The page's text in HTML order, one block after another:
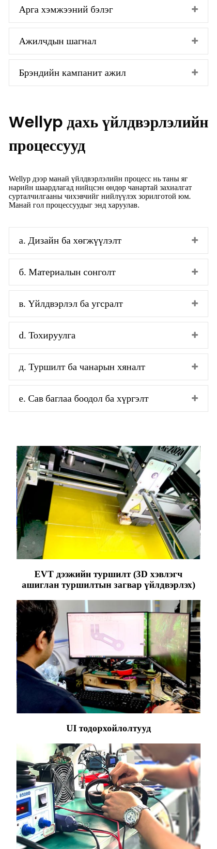
Арга хэмжээний бэлэг
Ажилчдын шагнал
Брэндийн кампанит ажил
Wellyp дахь үйлдвэрлэлийн
процессууд
Wellyp дээр манай үйлдвэрлэлийн процесс нь таны яг
нарийн шаардлагад нийцсэн өндөр чанартай захиалгат
сурталчилгааны чихэвчийг нийлүүлэх зорилготой юм.
Манай гол процессуудыг энд харуулав.
а. Дизайн ба хөгжүүлэлт
б. Материалын сонголт
в. Үйлдвэрлэл ба угсралт
d. Тохируулга
д. Туршилт ба чанарын хяналт
е. Сав баглаа боодол ба хүргэлт
EVT дээжийн туршилт (3D хэвлэгч
ашиглан туршилтын загвар үйлдвэрлэх)
UI тодорхойлолтууд